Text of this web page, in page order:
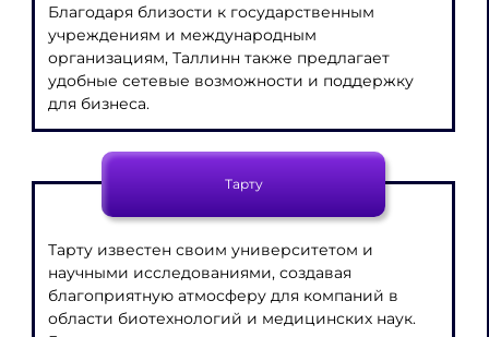
Благодаря близости к государственным
учреждениям и международным
организациям, Таллинн также предлагает
удобные сетевые возможности и поддержку
для бизнеса.
Тарту
Тарту известен своим университетом и
научными исследованиями, создавая
благоприятную атмосферу для компаний в
области биотехнологий и медицинских наук.